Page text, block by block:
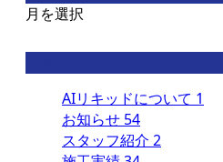
月を選択
AIリキッドについて 1
お知らせ 54
スタッフ紹介 2